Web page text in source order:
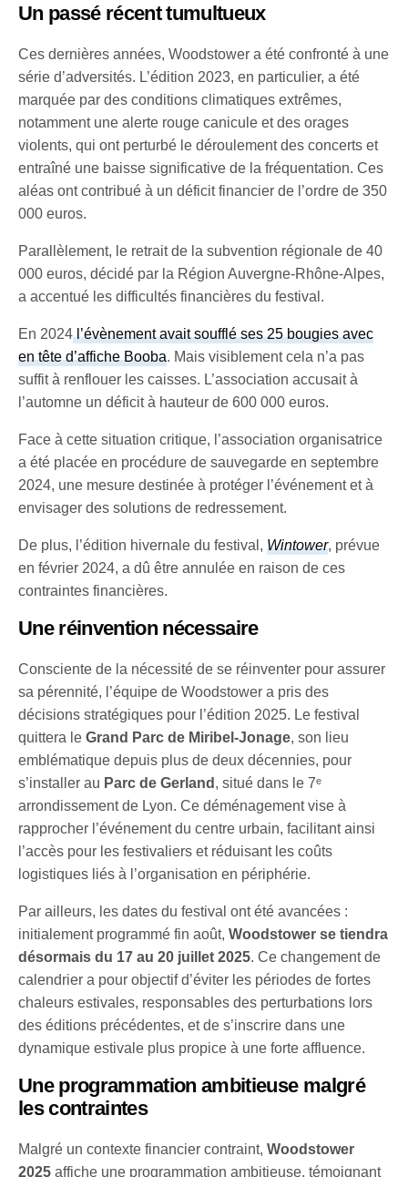
Un passé récent tumultueux
Ces dernières années, Woodstower a été confronté à une
série d’adversités. L’édition 2023, en particulier, a été
marquée par des conditions climatiques extrêmes,
notamment une alerte rouge canicule et des orages
violents, qui ont perturbé le déroulement des concerts et
entraîné une baisse significative de la fréquentation. Ces
aléas ont contribué à un déficit financier de l’ordre de 350
000 euros.
Parallèlement, le retrait de la subvention régionale de 40
000 euros, décidé par la Région Auvergne-Rhône-Alpes,
a accentué les difficultés financières du festival.
En 2024l’évènement avait soufflé ses 25 bougies avec
en tête d’affiche Booba. Mais visiblement cela n’a pas
suffit à renflouer les caisses. L’association accusait à
l’automne un déficit à hauteur de 600 000 euros.
Face à cette situation critique, l’association organisatrice
a été placée en procédure de sauvegarde en septembre
2024, une mesure destinée à protéger l’événement et à
envisager des solutions de redressement.
De plus, l’édition hivernale du festival,Wintower, prévue
en février 2024, a dû être annulée en raison de ces
contraintes financières.
Une réinvention nécessaire
Consciente de la nécessité de se réinventer pour assurer
sa pérennité, l’équipe de Woodstower a pris des
décisions stratégiques pour l’édition 2025. Le festival
quittera leGrand Parc de Miribel-Jonage, son lieu
emblématique depuis plus de deux décennies, pour
s’installer au Parc de Gerland , situé dans le 7ᵉ
arrondissement de Lyon. Ce déménagement vise à
rapprocher l’événement du centre urbain, facilitant ainsi
l’accès pour les festivaliers et réduisant les coûts
logistiques liés à l’organisation en périphérie.
Par ailleurs, les dates du festival ont été avancées :
initialement programmé fin août,Woodstower se tiendra
désormais du 17 au 20 juillet 2025. Ce changement de
calendrier a pour objectif d’éviter les périodes de fortes
chaleurs estivales, responsables des perturbations lors
des éditions précédentes, et de s’inscrire dans une
dynamique estivale plus propice à une forte affluence.
Une programmation ambitieuse malgré
les contraintes
Malgré un contexte financier contraint,Woodstower
2025 affiche une programmation ambitieuse, témoignant